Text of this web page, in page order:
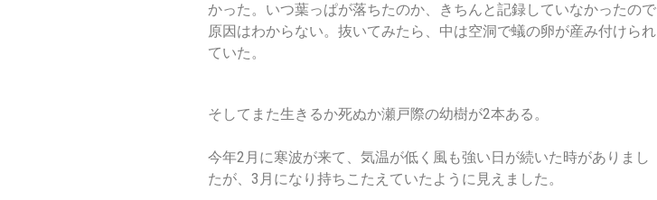
かった。いつ葉っぱが落ちたのか、きちんと記録していなかったので
原因はわからない。抜いてみたら、中は空洞で蟻の卵が産み付けられ
ていた。
そしてまた生きるか死ぬか瀬戸際の幼樹が2本ある。
今年2 月に寒波が来て、気温が低く風も強い日が続いた時がありまし
たが、3月になり持ちこたえていたように見えました。